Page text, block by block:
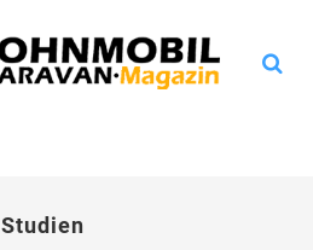
Studien